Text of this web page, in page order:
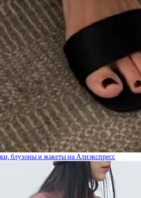
блузоны и жакеты на Алиэкспресс